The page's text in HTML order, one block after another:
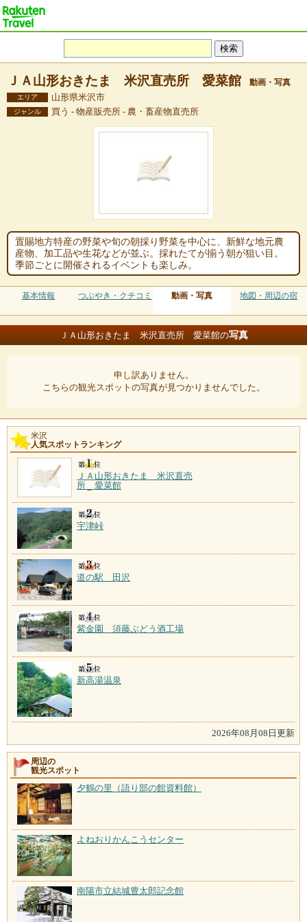
ＪＡ山形おきたま 米沢直売所 愛菜館 動画・写真
エリア 山形県米沢市
ジャンル 買う - 物産販売所 - 農・畜産物直売所
置賜地方特産の野菜や旬の朝採り野菜を中心に、新鮮な地元農
産物、加工品や生花などが並ぶ。採れたてが揃う朝が狙い目。
季節ごとに開催されるイベントも楽しみ。
基本情報 つぶやき・クチコミ 動画・写真 地図・周辺の宿
ＪＡ山形おきたま 米沢直売所 愛菜館の写真
申し訳ありません。
こちらの観光スポットの写真が見つかりませんでした。
米沢
人気スポットランキング
ＪＡ山形おきたま 米沢直売
所 愛菜館
宇津峠
道の駅 田沢
紫金園 須藤ぶどう酒工場
新高湯温泉
2026年08月08日更新
周辺の
観光スポット
夕鶴の里（語り部の館資料館）
よねおりかんこうセンター
南陽市立結城豊太郎記念館